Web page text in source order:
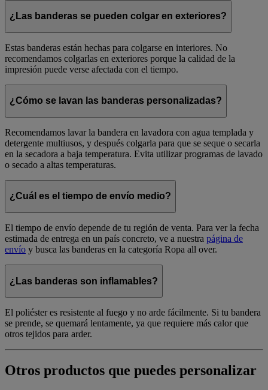
¿Las banderas se pueden colgar en exteriores?
Estas banderas están hechas para colgarse en interiores. No
recomendamos colgarlas en exteriores porque la calidad de la
impresión puede verse afectada con el tiempo.
¿Cómo se lavan las banderas personalizadas?
Recomendamos lavar la bandera en lavadora con agua templada y
detergente multiusos, y después colgarla para que se seque o secarla
en la secadora a baja temperatura. Evita utilizar programas de lavado
o secado a altas temperaturas.
¿Cuál es el tiempo de envío medio?
El tiempo de envío depende de tu región de venta. Para ver la fecha
estimada de entrega en un país concreto, ve a nuestra página de
envío y busca las banderas en la categoría Ropa all over.
¿Las banderas son inflamables?
El poliéster es resistente al fuego y no arde fácilmente. Si tu bandera
se prende, se quemará lentamente, ya que requiere más calor que
otros tejidos para arder.
Otros productos que puedes personalizar